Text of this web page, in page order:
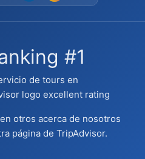
#1
de tours en
otros acerca de nosotros
página de TripAdvisor.